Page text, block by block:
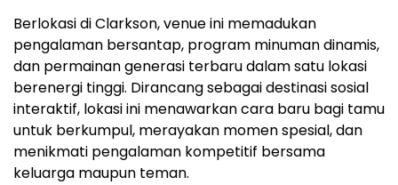
Berlokasi di Clarkson, venue ini memadukan
pengalaman bersantap, program minuman dinamis,
dan permainan generasi terbaru dalam satu lokasi
berenergi tinggi. Dirancang sebagai destinasi sosial
interaktif, lokasi ini menawarkan cara baru bagi tamu
untuk berkumpul, merayakan momen spesial, dan
menikmati pengalaman kompetitif bersama
keluarga maupun teman.